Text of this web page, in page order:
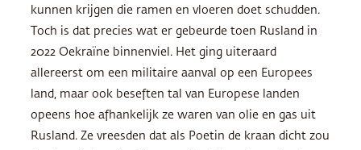
kunnen krijgen die ramen en vloeren doet schudden.
Toch is dat precies wat er gebeurde toen Rusland in
2022 Oekraïne binnenviel. Het ging uiteraard
allereerst om een militaire aanval op een Europees
land, maar ook beseften tal van Europese landen
opeens hoe afhankelijk ze waren van olie en gas uit
Rusland. Ze vreesden dat als Poetin de kraan dicht zou